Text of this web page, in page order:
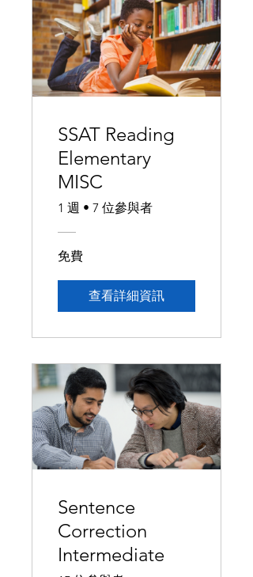
SSAT Reading
Elementary
MISC
1 週 • 7 位參與者
免費
查看詳細資訊
Sentence
Correction
Intermediate